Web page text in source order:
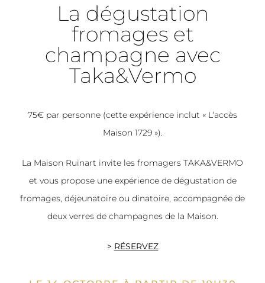
La dégustation
fromages et
champagne avec
Taka&Vermo
75€ par personne (cette expérience inclut « L‘accès
Maison 1729 »).
La Maison Ruinart invite les fromagers TAKA&VERMO
et vous propose une expérience de dégustation de
fromages, déjeunatoire ou dinatoire, accompagnée de
deux verres de champagnes de la Maison.
> RÉSERVEZ